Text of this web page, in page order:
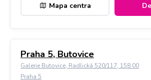
Mapa centra
Praha 5, Butovice
Galerie Butovice, Radlická 520/117, 158 00
Praha 5